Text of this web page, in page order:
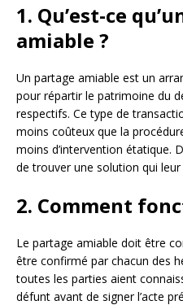
1. Qu’est-ce
amiable ?
Un partage amiable est un
pour répartir le patrimoine du
respectifs. Ce type de
moins coûteux que la
moins d’intervention étatique.
de trouver une solution qui
2. Comment
Le partage amiable doit être
être confirmé par chacun des
toutes les parties aient
défunt avant de signer l’acte